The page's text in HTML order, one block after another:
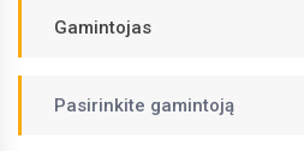
Gamintojas
Pasirinkite gamintoją